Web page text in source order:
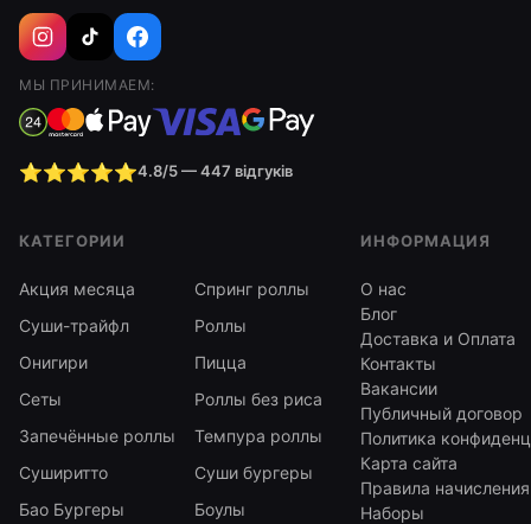
МЫ ПРИНИМАЕМ:
⭐⭐⭐⭐⭐4.8/5 — 447 відгуків
КАТЕГОРИИ
Акция месяца
Спринг роллы
Суши-трайфл
Роллы
Онигири
Пицца
Сеты
Роллы без риса
Запечённые роллы
Темпура роллы
Суширитто
Суши бургеры
Бао Бургеры
Боулы
ИНФОРМАЦИЯ
О нас
Блог
Доставка и Оплата
Контакты
Вакансии
Публичный договор
Политика
Карта сайта
Правила
Наборы